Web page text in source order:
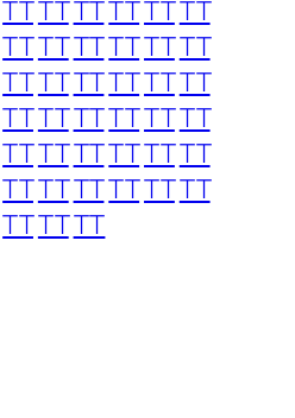
TTTTTTTTTTTT
TTTTTTTTTTTT
TTTTTTTTTTTT
TTTTTTTTTTTT
TTTTTTTTTTTT
TTTTTTTTTTTT
TTTTTT